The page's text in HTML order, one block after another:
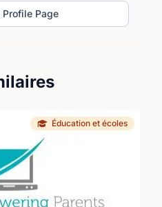
Profile Page
Éducation et écoles